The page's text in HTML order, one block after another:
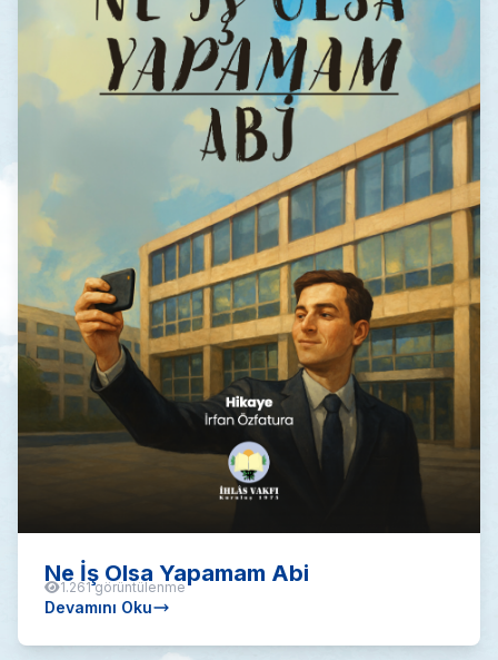
Ne İş Olsa Yapamam Abi
1.261 görüntülenme
Devamını Oku